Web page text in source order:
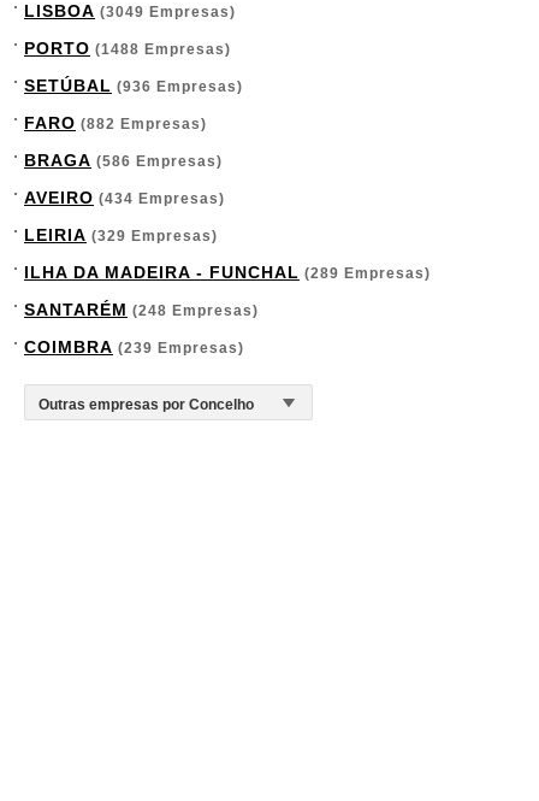
LISBOA (3049 Empresas)
PORTO (1488 Empresas)
SETÚBAL (936 Empresas)
FARO (882 Empresas)
BRAGA (586 Empresas)
AVEIRO (434 Empresas)
LEIRIA (329 Empresas)
ILHA DA MADEIRA - FUNCHAL (289 Empresas)
SANTARÉM (248 Empresas)
COIMBRA (239 Empresas)